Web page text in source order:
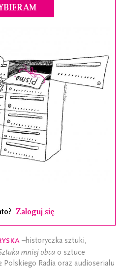
Zaloguj się
–historyczka sztuki,
mniej obca o sztuce
Radia oraz audioserialu